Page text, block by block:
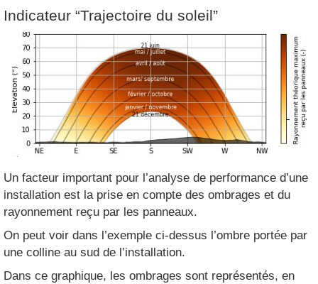
Indicateur “Trajectoire du soleil”
Un facteur important pour l’analyse de performance d’une
installation est la prise en compte des ombrages et du
rayonnement reçu par les panneaux.
On peut voir dans l’exemple ci-dessus l’ombre portée par
une colline au sud de l’installation.
Dans ce graphique, les ombrages sont représentés, en